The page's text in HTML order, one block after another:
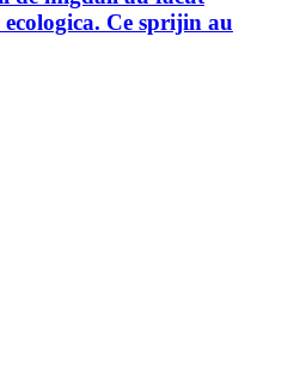
Ce sprijin au